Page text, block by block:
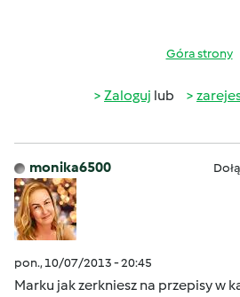
Góra strony
Zaloguj lub
monika6500
pon., 10/07/2013 - 20:45
Marku jak zerkniesz na przepisy w